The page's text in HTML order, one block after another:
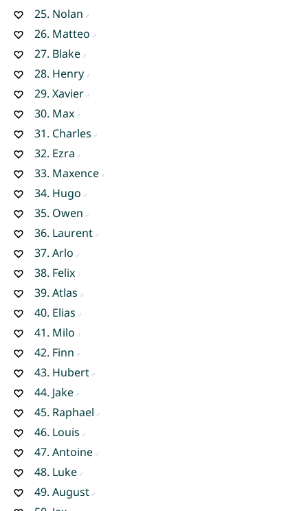
25. Nolan
26. Matteo
27. Blake
28. Henry
29. Xavier
30. Max
31. Charles
32. Ezra
33. Maxence
34. Hugo
35. Owen
36. Laurent
37. Arlo
38. Felix
39. Atlas
40. Elias
41. Milo
42. Finn
43. Hubert
44. Jake
45. Raphael
46. Louis
47. Antoine
48. Luke
49. August